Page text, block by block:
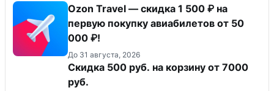
Ozon Travel — скидка 1 500 ₽ на
первую покупку авиабилетов от 50
000 ₽!
До 31 августа, 2026
Скидка 500 руб. на корзину от 7000
руб.